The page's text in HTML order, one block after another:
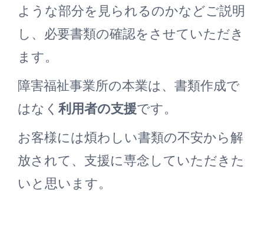
ような部分を見られるのかなどご説明
し、必要書類の確認をさせていただき
ます。
障害福祉事業所の本業は、書類作成で
はなく 利用者の支援です。
お客様には煩わしい書類の不安から解
放されて、支援に専念していただきた
いと思います。